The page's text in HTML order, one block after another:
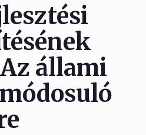
állami